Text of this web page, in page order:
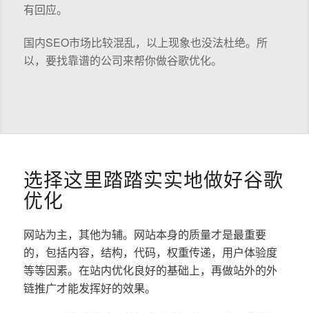
有回应。
国内SEO市场比较混乱，以上现象也没法杜绝。所
以，要找靠谱的公司来帮你做谷歌优化。
选择这里踏踏实实地做好谷歌
优化
网站为主，其他为辅。网站本身的质量才是最重要
的，包括内容，结构，代码，权重传递，用户体验度
等等因素。在站内优化良好的基础上，再做站外的外
链推广才能发挥好的效果。